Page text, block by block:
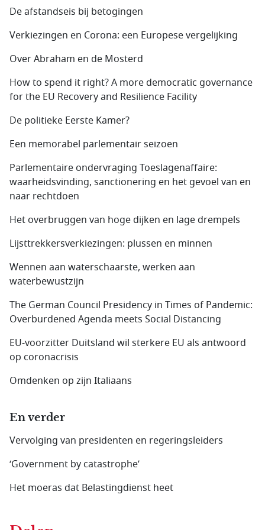
De afstandseis bij betogingen
Verkiezingen en Corona: een Europese vergelijking
Over Abraham en de Mosterd
How to spend it right? A more democratic governance
for the EU Recovery and Resilience Facility
De politieke Eerste Kamer?
Een memorabel parlementair seizoen
Parlementaire ondervraging Toeslagenaffaire:
waarheidsvinding, sanctionering en het gevoel van en
naar rechtdoen
Het overbruggen van hoge dijken en lage drempels
Lijsttrekkersverkiezingen: plussen en minnen
Wennen aan waterschaarste, werken aan
waterbewustzijn
The German Council Presidency in Times of Pandemic:
Overburdened Agenda meets Social Distancing
EU-voorzitter Duitsland wil sterkere EU als antwoord
op coronacrisis
Omdenken op zijn Italiaans
En verder
Vervolging van presidenten en regeringsleiders
‘Government by catastrophe’
Het moeras dat Belastingdienst heet